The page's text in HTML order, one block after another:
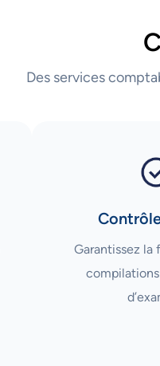
Des services
Garantissez la